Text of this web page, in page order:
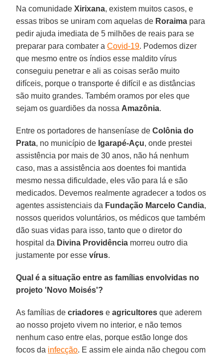
Na comunidadeXirixana, existem muitos casos, e
essas tribos se uniram com aquelas de Roraima para
pedir ajuda imediata de 5 milhões de reais para se
preparar para combater aCovid-19. Podemos dizer
que mesmo entre os índios esse maldito vírus
conseguiu penetrar e ali as coisas serão muito
difíceis, porque o transporte é difícil e as distâncias
são muito grandes. Também oramos por eles que
sejam os guardiões da nossa Amazônia.
Entre os portadores de hanseníase deColônia do
Prata, no município de Igarapé-Açu, onde prestei
assistência por mais de 30 anos, não há nenhum
caso, mas a assistência aos doentes foi mantida
mesmo nessa dificuldade, eles vão para lá e são
medicados. Devemos realmente agradecer a todos os
agentes assistenciais da Fundação Marcelo Candia,
nossos queridos voluntários, os médicos que também
dão suas vidas para isso, tanto que o diretor do
hospital da Divina Providência morreu outro dia
justamente por essevírus.
Qual é a situação entre as famílias envolvidas no
projeto 'Novo Moisés'?
As famílias decriadores eagricultores que aderem
ao nosso projeto vivem no interior, e não temos
nenhum caso entre elas, porque estão longe dos
focos da infecção. E assim ele ainda não chegou com